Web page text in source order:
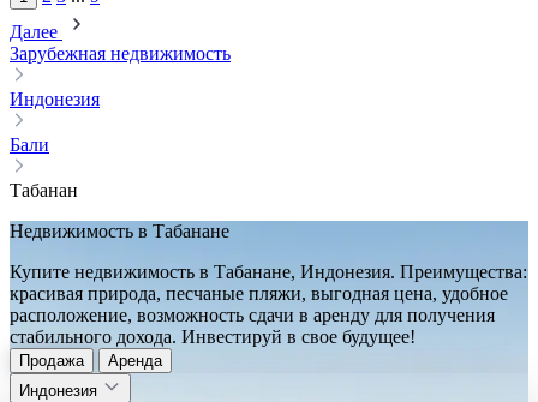
Далее
Зарубежная недвижимость
Индонезия
Бали
Табанан
Недвижимость в Табанане
Купите недвижимость в Табанане, Индонезия. Преимущества:
красивая природа, песчаные пляжи, выгодная цена, удобное
расположение, возможность сдачи в аренду для получения
стабильного дохода. Инвестируй в свое будущее!
Продажа
Аренда
Индонезия